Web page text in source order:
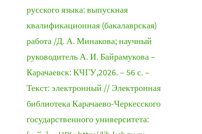
русского языка: выпускная
квалификационная (бакалаврская)
работа /Д. А. Минакова; научный
руководитель А. И. Байрамукова –
Карачаевск: КЧГУ,2026. – 56 с. –
Текст: электронный // Электронная
библиотека Карачаево-Черкесского
государственного университета: